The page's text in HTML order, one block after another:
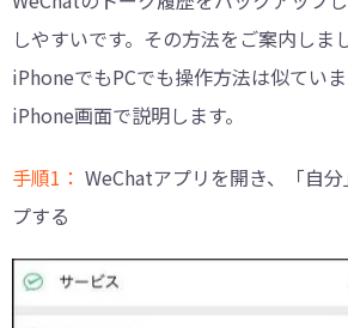
しやすいです。その方法をご案内しま
iPhoneでもPCでも操作方法は似てい
iPhone画面で説明します。
手順1： WeChatアプリを開き、「自
プする